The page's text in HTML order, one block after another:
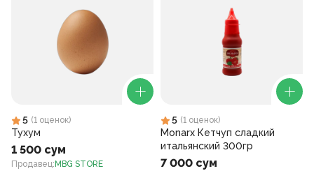
5 (1 оценок)
Тухум
1 500 сум
Продавец: MBG STORE
5 (1 оценок)
Monarx Кетчуп сладкий
итальянский 300гр
7 000 сум